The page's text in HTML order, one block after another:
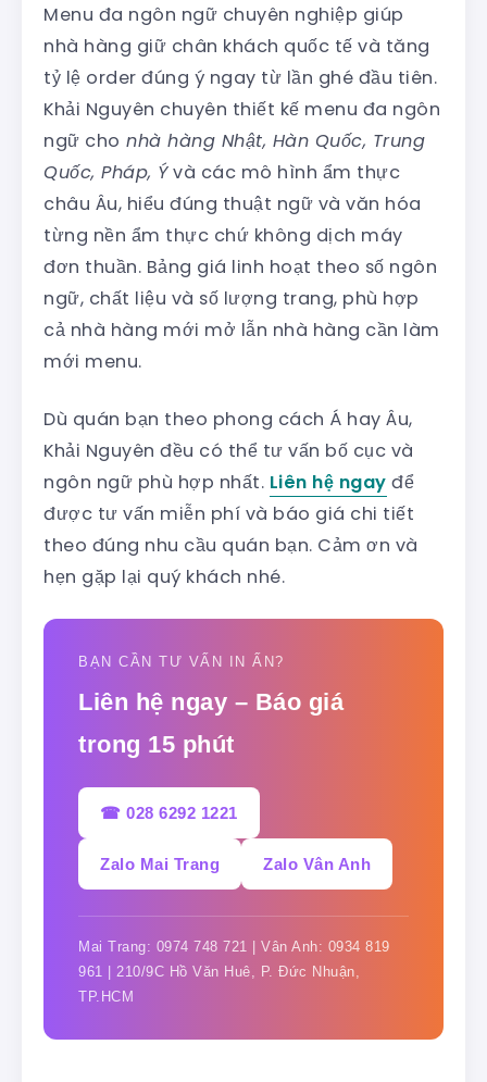
Menu đa ngôn ngữ chuyên nghiệp giúp
nhà hàng giữ chân khách quốc tế và tăng
tỷ lệ order đúng ý ngay từ lần ghé đầu tiên.
Khải Nguyên chuyên thiết kế menu đa ngôn
ngữ cho nhà hàng Nhật, Hàn Quốc, Trung
Quốc, Pháp, Ývà các mô hình ẩm thực
châu Âu, hiểu đúng thuật ngữ và văn hóa
từng nền ẩm thực chứ không dịch máy
đơn thuần. Bảng giá linh hoạt theo số ngôn
ngữ, chất liệu và số lượng trang, phù hợp
cả nhà hàng mới mở lẫn nhà hàng cần làm
mới menu.
Dù quán bạn theo phong cách Á hay Âu,
Khải Nguyên đều có thể tư vấn bố cục và
ngôn ngữ phù hợp nhất. Liên hệ ngay để
được tư vấn miễn phí và báo giá chi tiết
theo đúng nhu cầu quán bạn. Cảm ơn và
hẹn gặp lại quý khách nhé.
BẠN CẦN TƯ VẤN IN ẤN?
Liên hệ ngay – Báo giá
trong 15 phút
☎ 028 6292 1221
Zalo Mai Trang Zalo Vân Anh
Mai Trang: 0974 748 721 | Vân Anh: 0934 819
961 | 210/9C Hồ Văn Huê, P. Đức Nhuận,
TP.HCM